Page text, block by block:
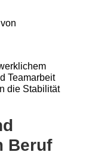
Teamarbeit
die Stabilität
Beruf